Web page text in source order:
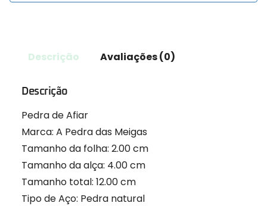
Descrição Avaliações (0)
Descrição
Pedra de Afiar
Marca: A Pedra das Meigas
Tamanho da folha: 2.00 cm
Tamanho da alça: 4.00 cm
Tamanho total: 12.00 cm
Tipo de Aço: Pedra natural